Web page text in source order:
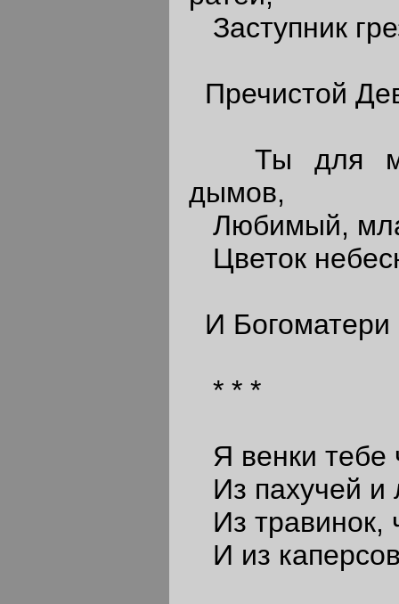
Заступник
Пречистой
Ты для
дымов,
Любимый,
Цветок
И Богоматери
* * *
Я венки тебе
Из пахучей и
Из травинок,
И из